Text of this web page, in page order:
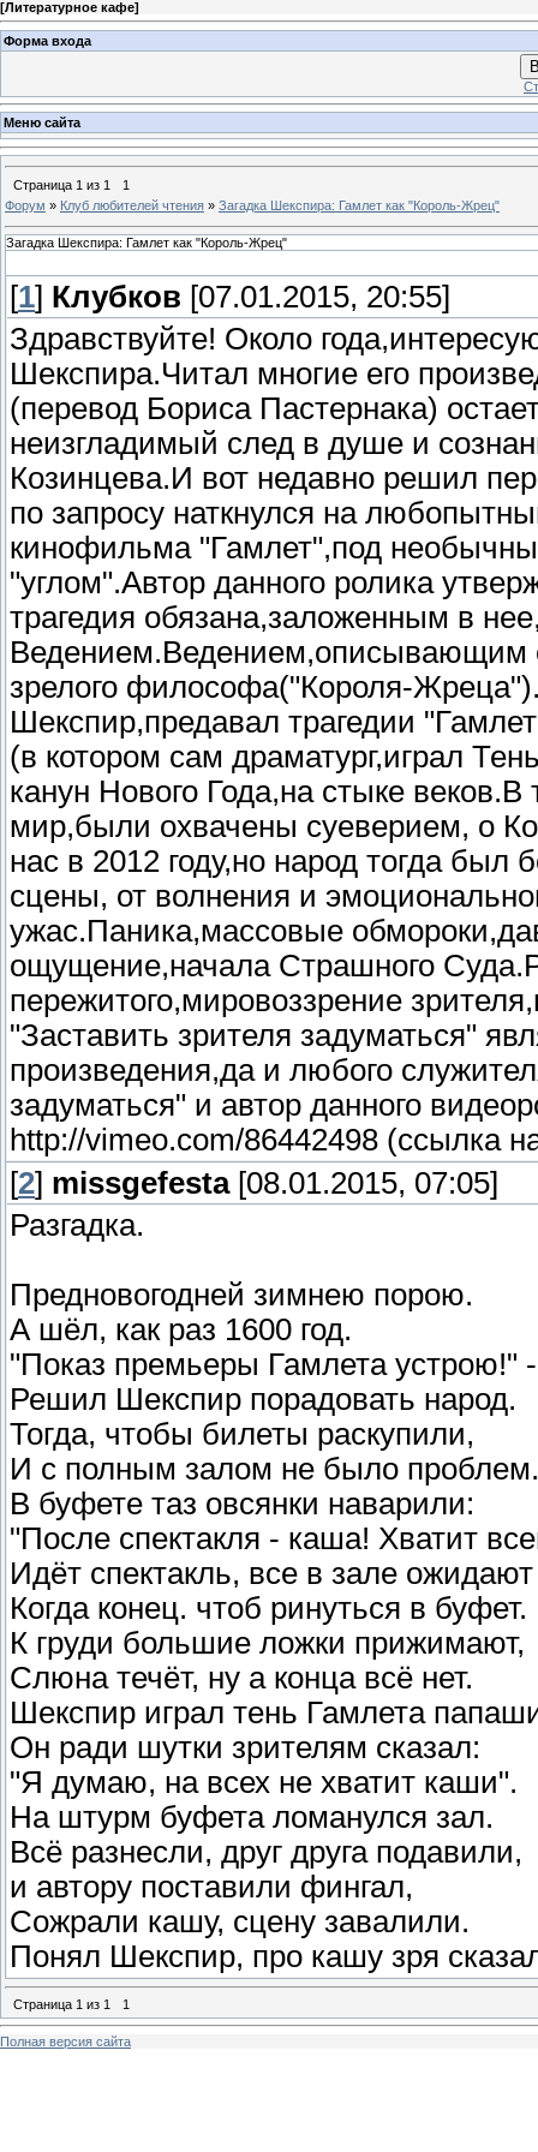
[Литературное кафе]
Форма входа
Меню сайта
Страница 1 из 1
1
Форум » Клуб любителей чтения » Загадка Шекспира: Гамлет как "Король-Жрец"
Загадка Шекспира: Гамлет как "Король-Жрец"
[1] Клубков [07.01.2015, 20:55]
Здравствуйте! Около
Шекспира.Читал многие его
(перевод Бориса Пастернака)
неизгладимый след в душе и
Козинцева.И вот недавно решил
по запросу наткнулся на
кинофильма "Гамлет",под
"углом".Автор данного ролика
трагедия обязана,заложенным в
Ведением.Ведением,описывающим
зрелого философа("Короля-
Шекспир,предавал трагедии
(в котором сам драматург,играл
канун Нового Года,на стыке
мир,были охвачены суеверием, о
нас в 2012 году,но народ тогда
сцены, от волнения и
ужас.Паника,массовые
ощущение,начала Страшного
пережитого,мировоззрение
"Заставить зрителя задуматься"
произведения,да и любого
задуматься" и автор данного
http://vimeo.com/86442498 (ссылка
[2] missgefesta[08.01.2015, 07:05]
Разгадка.
Предновогодней зимнею порою.
А шёл, как раз 1600 год.
"Показ премьеры Гамлета устрою!" -
Решил Шекспир порадовать народ.
Тогда, чтобы билеты раскупили,
И с полным залом не было проблем.
В буфете таз овсянки наварили:
"После спектакля - каша! Хватит
Идёт спектакль, все в зале ожидают
Когда конец. чтоб ринуться в буфет.
К груди большие ложки прижимают,
Слюна течёт, ну а конца всё нет.
Шекспир играл тень Гамлета
Он ради шутки зрителям сказал:
"Я думаю, на всех не хватит каши".
На штурм буфета ломанулся зал.
Всё разнесли, друг друга подавили,
и автору поставили фингал,
Сожрали кашу, сцену завалили.
Понял Шекспир, про кашу зря
Страница 1 из 1 1
Полная версия сайта